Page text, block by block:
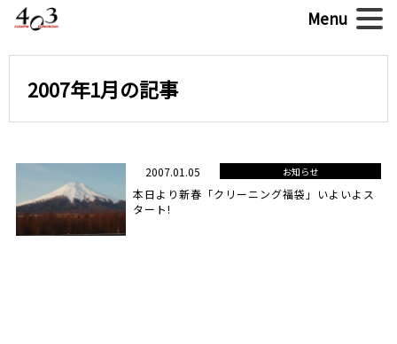
2007年1月の記事
2007.01.05 お知らせ
本日より新春「クリーニング福袋」いよいよス
タート!